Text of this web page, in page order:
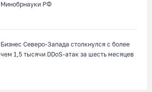
Минобрнауки РФ
Бизнес Северо-Запада столкнулся с более
чем 1,5 тысячи DDoS-атак за шесть месяцев